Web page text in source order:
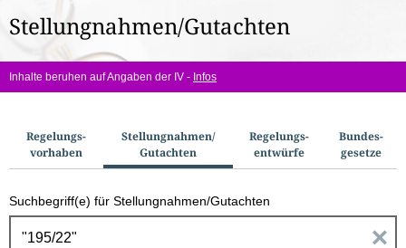
hier:
Stellungnahmen/Gutachten
Inhalte beruhen auf Angaben der IV - Infos
u
c
h
Regelungs­
vorhaben
Stellungnahmen/​
Gutachten
Regelungs­
entwürfe
Bundes­
gesetze
Suchbegriff(e) für Stellungnahmen/Gutachten